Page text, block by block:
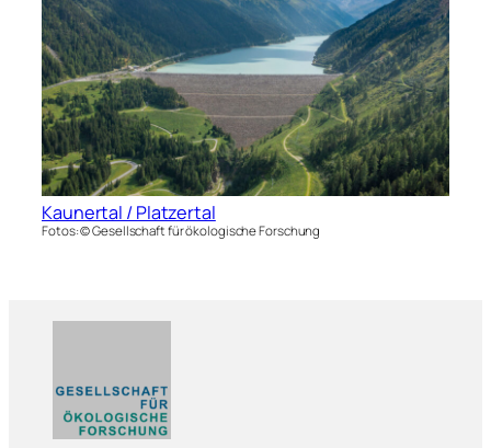
Kaunertal / Platzertal
Fotos: © Gesellschaft für ökologische Forschung